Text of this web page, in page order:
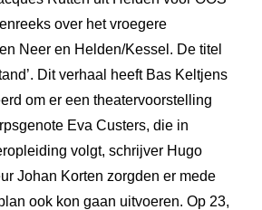
over het vroegere
Neer en Helden/Kessel. De titel
Dit verhaal heeft Bas Keltjens
om er een theatervoorstelling
Eva Custers, die in
volgt, schrijver Hugo
Johan Korten zorgden er mede
ook kon gaan uitvoeren. Op 23,